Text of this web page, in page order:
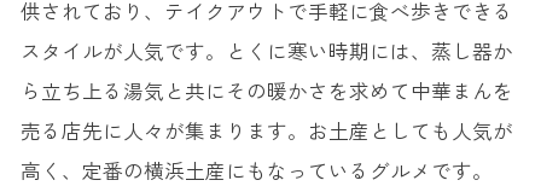
供されており、テイクアウトで手軽に食べ歩きできる
スタイルが人気です。とくに寒い時期には、蒸し器か
ら立ち上る湯気と共にその暖かさを求めて中華まんを
売る店先に人々が集まります。お土産としても人気が
高く、定番の横浜土産にもなっているグルメです。